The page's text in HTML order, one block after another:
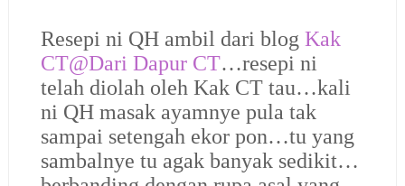
Resepi ni QH ambil dari blog Kak
CT@Dari Dapur CT…resepi ni
telah diolah oleh Kak CT tau…kali
ni QH masak ayamnye pula tak
sampai setengah ekor pon…tu yang
sambalnye tu agak banyak sedikit…